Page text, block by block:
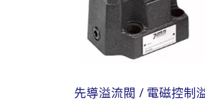
先導溢流閥 / 電磁控制